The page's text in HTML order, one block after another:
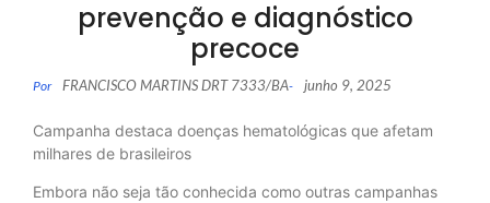
prevenção e diagnóstico
precoce
Por FRANCISCO MARTINS DRT 7333/BA- junho 9, 2025
Campanha destaca doenças hematológicas que afetam
milhares de brasileiros
Embora não seja tão conhecida como outras campanhas